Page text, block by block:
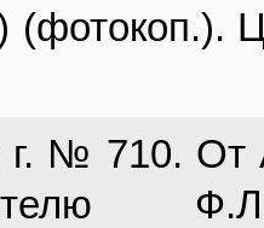
(фотокоп.).
г. № 710. От